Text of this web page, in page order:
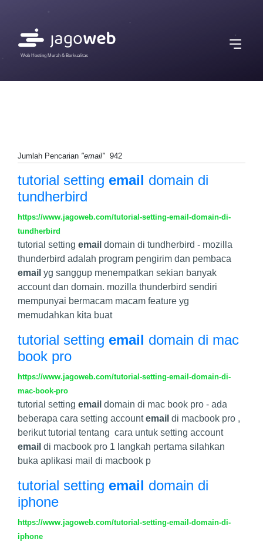
Web Hosting Murah & Berkualitas
Jumlah Pencarian "email" 942
tutorial setting email domain di
tundherbird
https://www.jagoweb.com/tutorial-setting-email-domain-di-
tundherbird
tutorial setting email domain di tundherbird - mozilla
thunderbird adalah program pengirim dan pembaca
email yg sanggup menempatkan sekian banyak
account dan domain. mozilla thunderbird sendiri
mempunyai bermacam macam feature yg
memudahkan kita buat
tutorial setting email domain di mac
book pro
https://www.jagoweb.com/tutorial-setting-email-domain-di-
mac-book-pro
tutorial setting email domain di mac book pro - ada
beberapa cara setting accountemail di macbook pro ,
berikut tutorial tentang cara untuk setting account
email di macbook pro 1 langkah pertama silahkan
buka aplikasi mail di macbook p
tutorial setting email domain di
iphone
https://www.jagoweb.com/tutorial-setting-email-domain-di-
iphone